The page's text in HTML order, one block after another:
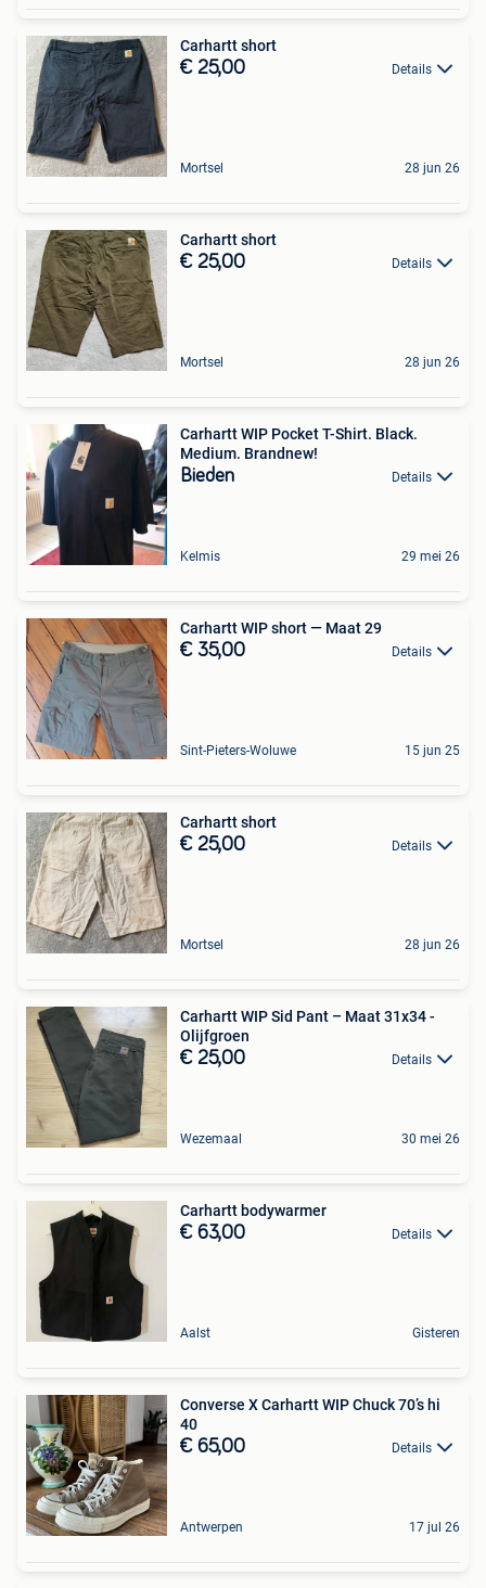
Carhartt short
€ 25,00 Details
Mortsel 28 jun 26
Carhartt short
€ 25,00 Details
Mortsel 28 jun 26
Carhartt WIP Pocket T-Shirt. Black.
Medium. Brandnew!
Bieden Details
Kelmis 29 mei 26
Carhartt WIP short — Maat 29
€ 35,00 Details
Sint-Pieters-Woluwe 15 jun 25
Carhartt short
€ 25,00 Details
Mortsel 28 jun 26
Carhartt WIP Sid Pant – Maat 31x34 -
Olijfgroen
€ 25,00 Details
Wezemaal 30 mei 26
Carhartt bodywarmer
€ 63,00 Details
Aalst Gisteren
Converse X Carhartt WIP Chuck 70’s hi
40
€ 65,00 Details
Antwerpen 17 jul 26